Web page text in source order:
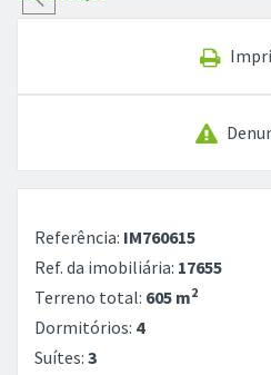
Referência: IM760615
Ref. da imobiliária: 17655
Terreno total: 605 m2
Dormitórios: 4
Suítes: 3